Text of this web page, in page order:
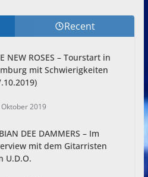
Recent
NEW ROSES – Tourstart in
mit Schwierigkeiten
2019
DEE DAMMERS – Im
mit dem Gitarristen
U.D.O.